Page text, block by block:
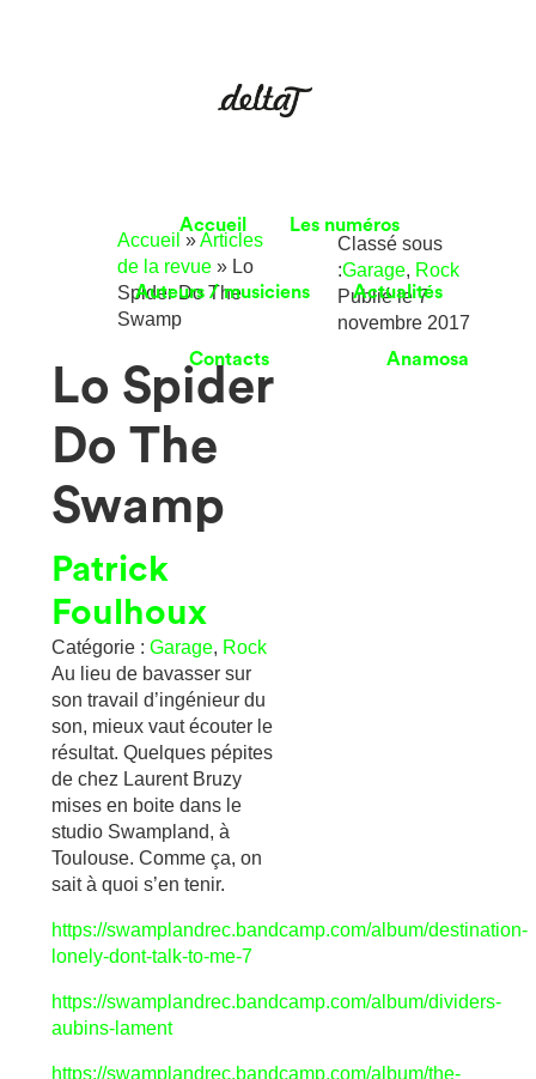
Accueil Les numéros
Auteurs / musiciens Actualités
Contacts Anamosa
Accueil »Articles
de la revue» Lo
Spider Do The
Swamp
Lo Spider
Do The
Swamp
Patrick
Foulhoux
Catégorie : Garage, Rock
Au lieu de bavasser sur
son travail d’ingénieur du
son, mieux vaut écouter le
résultat. Quelques pépites
de chez Laurent Bruzy
mises en boite dans le
studio Swampland, à
Toulouse. Comme ça, on
sait à quoi s’en tenir.
https://swamplandrec.bandcamp.com/album/destination-
lonely-dont-talk-to-me-7
https://swamplandrec.bandcamp.com/album/dividers-
aubins-lament
https://swamplandrec.bandcamp.com/album/the-
Classé sous
:Garage, Rock
Publié le7
novembre 2017